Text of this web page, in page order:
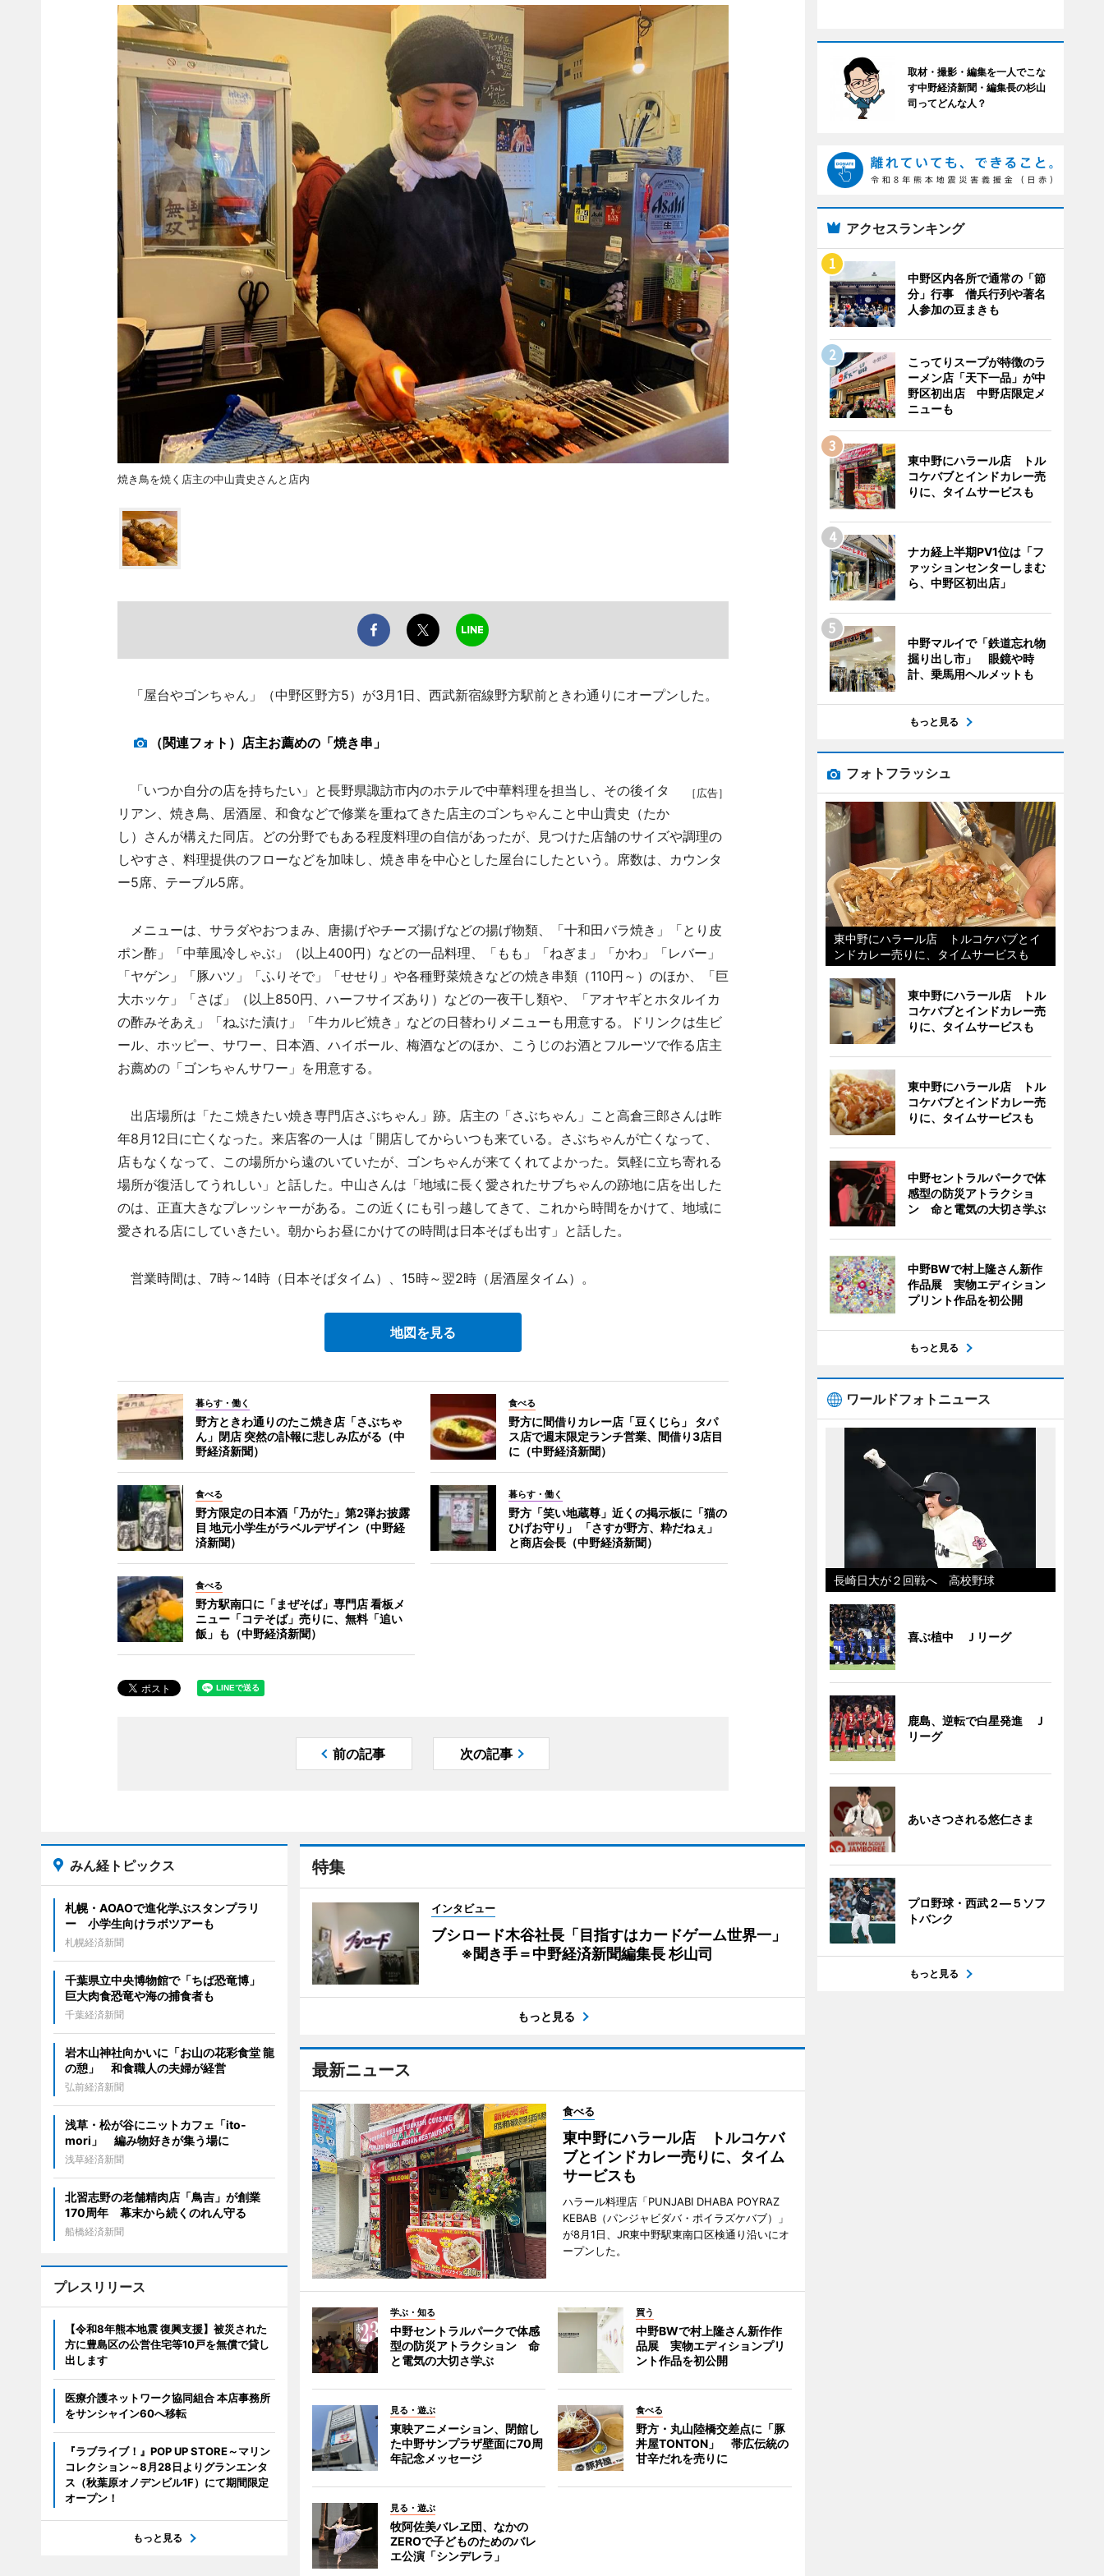
焼き鳥を焼く店主の中山貴史さんと店内
「屋台やゴンちゃん」（中野区野方5）が3月1日、西武新宿線野方駅前ときわ通りにオープンした。
（関連フォト）店主お薦めの「焼き串」
［広告］
「いつか自分の店を持ちたい」と長野県諏訪市内のホテルで中華料理を担当し、その後イタ
リアン、焼き鳥、居酒屋、和食などで修業を重ねてきた店主のゴンちゃんこと中山貴史（たか
し）さんが構えた同店。どの分野でもある程度料理の自信があったが、見つけた店舗のサイズや調理の
しやすさ、料理提供のフローなどを加味し、焼き串を中心とした屋台にしたという。席数は、カウンタ
ー5席、テーブル5席。
メニューは、サラダやおつまみ、唐揚げやチーズ揚げなどの揚げ物類、「十和田バラ焼き」「とり皮
ポン酢」「中華風冷しゃぶ」（以上400円）などの一品料理、「もも」「ねぎま」「かわ」「レバー」
「ヤゲン」「豚ハツ」「ふりそで」「せせり」や各種野菜焼きなどの焼き串類（110円～）のほか、「巨
大ホッケ」「さば」（以上850円、ハーフサイズあり）などの一夜干し類や、「アオヤギとホタルイカ
の酢みそあえ」「ねぶた漬け」「牛カルビ焼き」などの日替わりメニューも用意する。ドリンクは生ビ
ール、ホッピー、サワー、日本酒、ハイボール、梅酒などのほか、こうじのお酒とフルーツで作る店主
お薦めの「ゴンちゃんサワー」を用意する。
出店場所は「たこ焼きたい焼き専門店さぶちゃん」跡。店主の「さぶちゃん」こと高倉三郎さんは昨
年8月12日に亡くなった。来店客の一人は「開店してからいつも来ている。さぶちゃんが亡くなって、
店もなくなって、この場所から遠のいていたが、ゴンちゃんが来てくれてよかった。気軽に立ち寄れる
場所が復活してうれしい」と話した。中山さんは「地域に長く愛されたサブちゃんの跡地に店を出した
のは、正直大きなプレッシャーがある。この近くにも引っ越してきて、これから時間をかけて、地域に
愛される店にしていきたい。朝からお昼にかけての時間は日本そばも出す」と話した。
営業時間は、7時～14時（日本そばタイム）、15時～翌2時（居酒屋タイム）。
地図を見る
暮らす・働く
野方ときわ通りのたこ焼き店「さぶちゃ
ん」閉店 突然の訃報に悲しみ広がる（中
野経済新聞）
食べる
野方に間借りカレー店「豆くじら」 タパ
ス店で週末限定ランチ営業、間借り3店目
に（中野経済新聞）
食べる
野方限定の日本酒「乃がた」第2弾お披露
目 地元小学生がラベルデザイン（中野経
済新聞）
暮らす・働く
野方「笑い地蔵尊」近くの掲示板に「猫の
ひげお守り」 「さすが野方、粋だねぇ」
と商店会長（中野経済新聞）
食べる
野方駅南口に「まぜそば」専門店 看板メ
ニュー「コテそば」売りに、無料「追い
飯」も（中野経済新聞）
前の記事 次の記事
特集
インタビュー
ブシロード木谷社長「目指すはカードゲーム世界一」
※聞き手＝中野経済新聞編集長 杉山司
もっと見る
最新ニュース
食べる
東中野にハラール店 トルコケバ
ブとインドカレー売りに、タイム
サービスも
ハラール料理店「PUNJABI DHABA POYRAZ
KEBAB（パンジャビダバ・ポイラズケバブ）」
が8月1日、JR東中野駅東南口区検通り沿いにオ
ープンした。
学ぶ・知る
中野セントラルパークで体感
型の防災アトラクション 命
と電気の大切さ学ぶ
買う
中野BWで村上隆さん新作作
品展 実物エディションプリ
ント作品を初公開
見る・遊ぶ
東映アニメーション、閉館し
た中野サンプラザ壁面に70周
年記念メッセージ
食べる
野方・丸山陸橋交差点に「豚
丼屋TONTON」 帯広伝統の
甘辛だれを売りに
見る・遊ぶ
牧阿佐美バレヱ団、なかの
ZEROで子どものためのバレ
エ公演「シンデレラ」
みん経トピックス
札幌・AOAOで進化学ぶスタンプラリ
ー 小学生向けラボツアーも
札幌経済新聞
千葉県立中央博物館で「ちば恐竜博」
巨大肉食恐竜や海の捕食者も
千葉経済新聞
岩木山神社向かいに「お山の花彩食堂 龍
の憩」 和食職人の夫婦が経営
弘前経済新聞
浅草・松が谷にニットカフェ「ito-
mori」 編み物好きが集う場に
浅草経済新聞
北習志野の老舗精肉店「鳥吉」が創業
170周年 幕末から続くのれん守る
船橋経済新聞
プレスリリース
【令和8年熊本地震 復興支援】被災された
方に豊島区の公営住宅等10戸を無償で貸し
出します
医療介護ネットワーク協同組合 本店事務所
をサンシャイン60へ移転
『ラブライブ！』POP UP STORE～マリン
コレクション～8月28日よりグランエンタ
ス（秋葉原オノデンビル1F）にて期間限定
オープン！
もっと見る
取材・撮影・編集を一人でこな
す中野経済新聞・編集長の杉山
司ってどんな人？
アクセスランキング
中野区内各所で通常の「節
分」行事 僧兵行列や著名
人参加の豆まきも
こってりスープが特徴のラ
ーメン店「天下一品」が中
野区初出店 中野店限定メ
ニューも
東中野にハラール店 トル
コケバブとインドカレー売
りに、タイムサービスも
ナカ経上半期PV1位は「フ
ァッションセンターしまむ
ら、中野区初出店」
中野マルイで「鉄道忘れ物
掘り出し市」 眼鏡や時
計、乗馬用ヘルメットも
もっと見る
フォトフラッシュ
東中野にハラール店 トルコケバブとイ
ンドカレー売りに、タイムサービスも
東中野にハラール店 トル
コケバブとインドカレー売
りに、タイムサービスも
東中野にハラール店 トル
コケバブとインドカレー売
りに、タイムサービスも
中野セントラルパークで体
感型の防災アトラクショ
ン 命と電気の大切さ学ぶ
中野BWで村上隆さん新作
作品展 実物エディション
プリント作品を初公開
もっと見る
ワールドフォトニュース
長崎日大が２回戦へ 高校野球
喜ぶ植中 Ｊリーグ
鹿島、逆転で白星発進 Ｊ
リーグ
あいさつされる悠仁さま
プロ野球・西武２―５ソフ
トバンク
もっと見る